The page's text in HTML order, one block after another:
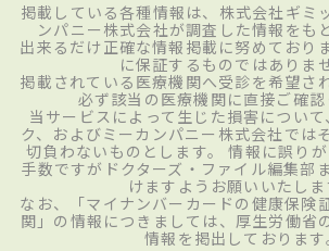
掲載している各種情報は、株式会社ギミ
ンパニー株式会社が調査した情報をも
出来るだけ正確な情報掲載に努めており
に保証するものではありま
掲載されている医療機関へ受診を希望さ
必ず該当の医療機関に直接ご確認
当サービスによって生じた損害につい
ク、およびミーカンパニー株式会社では
切負わないものとします。 情報に誤り
手数ですがドクターズ・ファイル編集部
けますようお願いいたしま
なお、「マイナンバーカードの健康保険
関」の情報につきましては、厚生労働省
情報を掲出しております